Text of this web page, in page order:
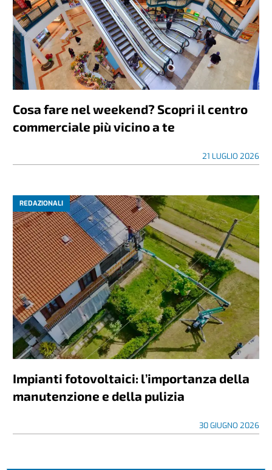
Cosa fare nel weekend? Scopri il centro
commerciale più vicino a te
21 LUGLIO 2026
REDAZIONALI
Impianti fotovoltaici: l’importanza della
manutenzione e della pulizia
30 GIUGNO 2026